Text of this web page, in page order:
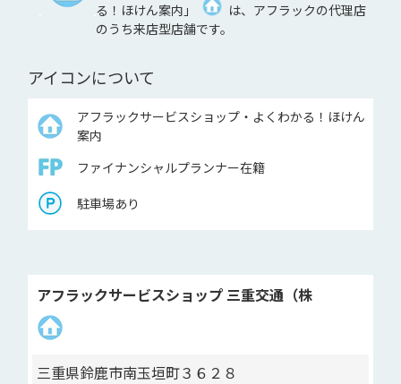
る！ほけん案内」
は、アフラックの代理店
のうち来店型店舗です。
アイコンについて
アフラックサービスショップ・よくわかる！ほけん
案内
ファイナンシャルプランナー在籍
駐車場あり
アフラックサービスショップ 三重交通（株
三重県鈴鹿市南玉垣町３６２８